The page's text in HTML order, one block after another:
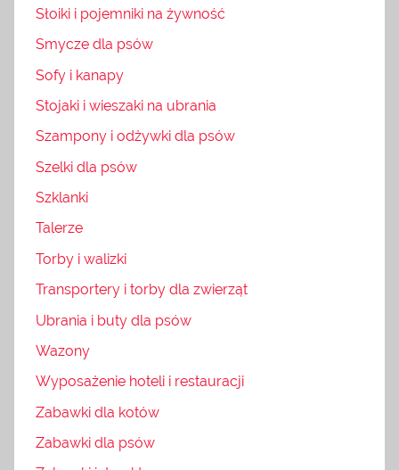
Słoiki i pojemniki na żywność
Smycze dla psów
Sofy i kanapy
Stojaki i wieszaki na ubrania
Szampony i odżywki dla psów
Szelki dla psów
Szklanki
Talerze
Torby i walizki
Transportery i torby dla zwierząt
Ubrania i buty dla psów
Wazony
Wyposażenie hoteli i restauracji
Zabawki dla kotów
Zabawki dla psów